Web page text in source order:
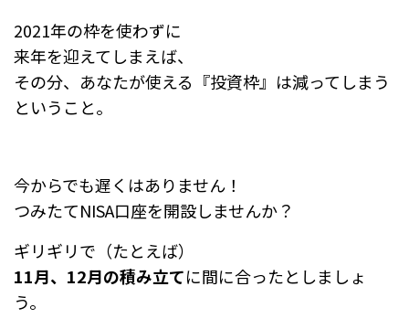
2021年の枠を使わずに
来年を迎えてしまえば、
その分、あなたが使える『投資枠』は減ってしまう
ということ。
今からでも遅くはありません！
つみたてNISA口座を開設しませんか？
ギリギリで（たとえば）
11月、12月の積み立てに間に合ったとしましょ
う。